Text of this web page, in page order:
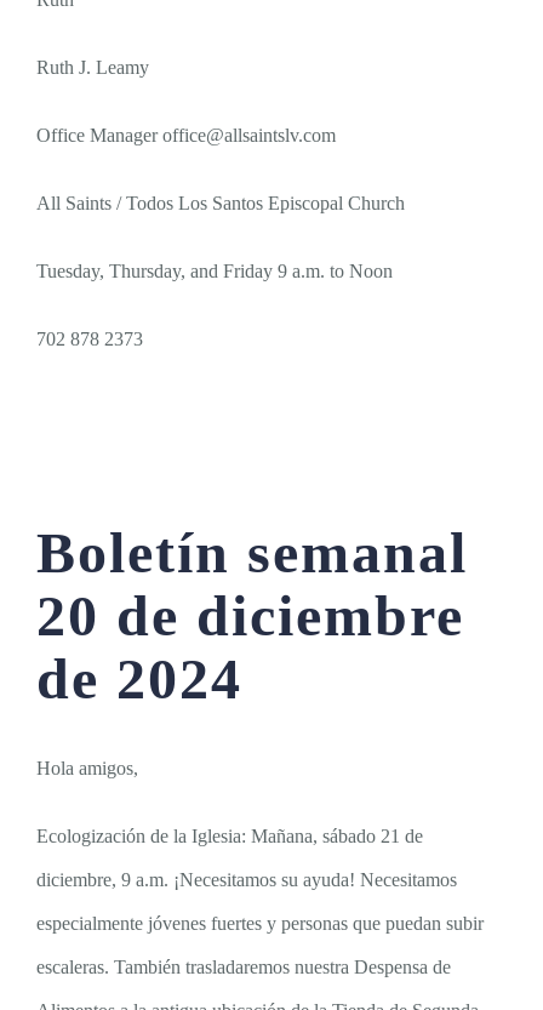
Ruth J. Leamy
Office Manageroffice@allsaintslv.com
All Saints / Todos Los Santos Episcopal Church
Tuesday, Thursday, and Friday 9 a.m. to Noon
702 878 2373
Boletín semanal
20 de diciembre
de 2024
Hola amigos,
Ecologización de la Iglesia: Mañana, sábado 21 de
diciembre, 9 a.m. ¡Necesitamos su ayuda! Necesitamos
especialmente jóvenes fuertes y personas que puedan subir
escaleras. También trasladaremos nuestra Despensa de